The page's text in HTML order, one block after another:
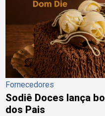
Fornecedores
Sodiê Doces lança
dos Pais